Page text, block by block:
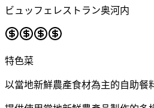
ビュッフェレストラン奥河内
特色菜
以當地新鮮農產食材為主的自助餐